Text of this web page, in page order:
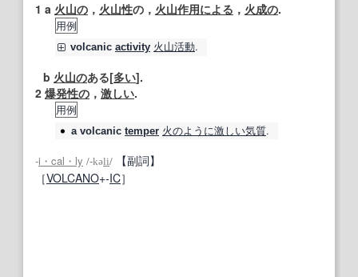
1 a 火山の ， 火山性の， 火山作用による ， 火成の.
用例
volcanic activity 火山活動.
b 火山のある[多い].
2 爆発性の ， 激しい.
用例
a volcanic temper 火のように激しい気質.
‐i・cal・ly /‐kəli/
【副詞】
［VOLCANO+‐IC］